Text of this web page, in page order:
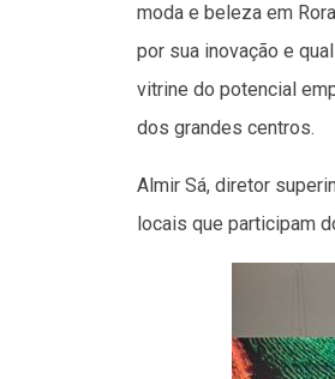
moda e beleza em
por sua inovação e
vitrine do potencial
dos grandes centros.
Almir Sá, diretor
locais que participam